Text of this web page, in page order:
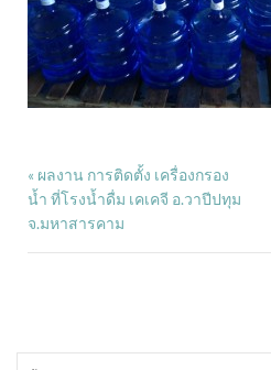
« ผลงาน การติดตั้ง เครื่องกรอง
น้ำ ที่โรงน้ำดื่ม เคเคจี อ.วาปีปทุม
จ.มหาสารคาม